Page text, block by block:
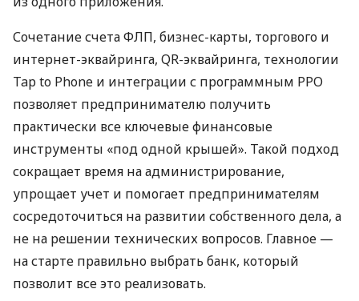
Сочетание счета ФЛП, бизнес-карты, торгового и
интернет-эквайринга, QR-эквайринга, технологии
Tap to Phone и интеграции с программным РРО
позволяет предпринимателю получить
практически все ключевые финансовые
инструменты «под одной крышей». Такой подход
сокращает время на администрирование,
упрощает учет и помогает предпринимателям
сосредоточиться на развитии собственного дела, а
не на решении технических вопросов. Главное —
на старте правильно выбрать банк, который
позволит все это реализовать.